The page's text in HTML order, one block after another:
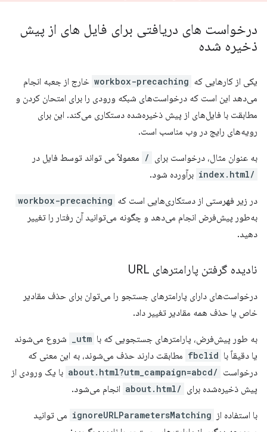
درخواست های دریافتی برای فایل های از پیش
ذخیره شده
یکی از کارهایی که workbox-precaching خارج از جعبه انجام
می‌دهد این است که درخواست‌های شبکه ورودی را برای امتحان کردن و
مطابقت با فایل‌های از پیش ذخیره‌شده دستکاری می‌کند. این برای
رویه‌های رایج در وب مناسب است.
به عنوان مثال، درخواست برای / معمولاً می تواند توسط فایل در
/index.html برآورده شود.
در زیر فهرستی از دستکاری‌هایی است که workbox-precaching
به‌طور پیش‌فرض انجام می‌دهد و چگونه می‌توانید آن رفتار را تغییر
دهید.
نادیده گرفتن پارامترهای URL
درخواست‌های دارای پارامترهای جستجو را می‌توان برای حذف مقادیر
خاص یا حذف همه مقادیر تغییر داد.
به طور پیش‌فرض، پارامترهای جستجویی که با utm_
شروع می‌شوند
یا دقیقاً با fbclid مطابقت دارند حذف می‌شوند، به این معنی که
درخواست /about.html?utm_campaign=abcd
با یک ورودی از
پیش ذخیره‌شده برای /about.html انجام می‌شود.
با استفاده از ignoreURLParametersMatching می توانید